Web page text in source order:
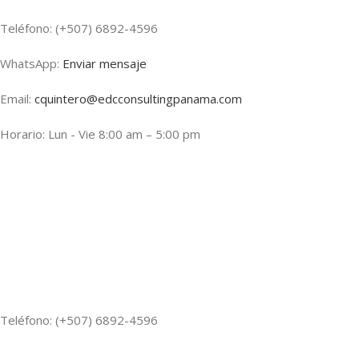
Teléfono: (+507) 6892-4596
WhatsApp: Enviar mensaje
Email: cquintero@edcconsultingpanama.com
Horario: Lun - Vie 8:00 am – 5:00 pm
Teléfono: (+507) 6892-4596